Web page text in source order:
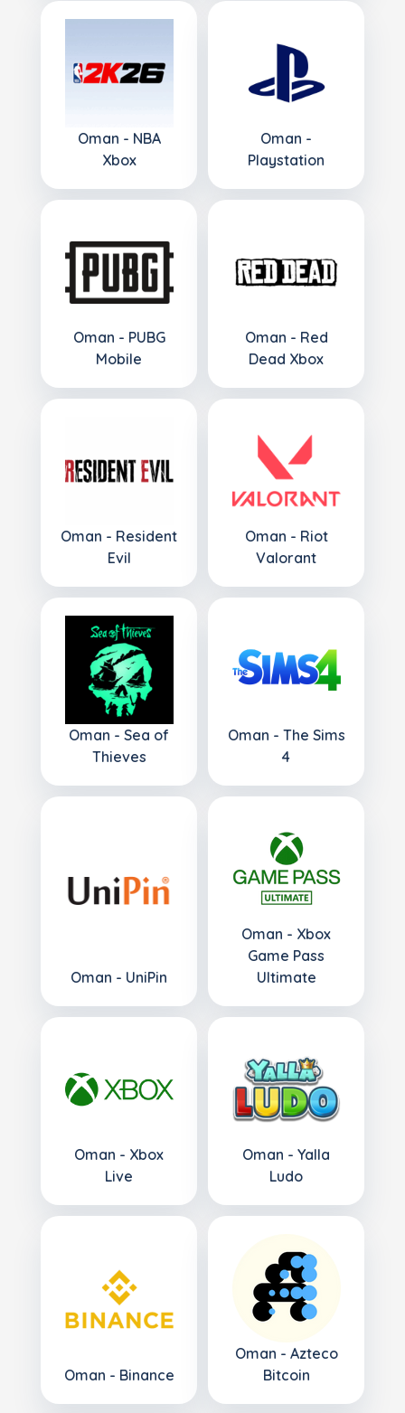
Oman - NBA
Xbox
Oman -
Playstation
Oman - PUBG
Mobile
Oman - Red
Dead Xbox
Oman - Resident
Evil
Oman - Riot
Valorant
Oman - Sea of
Thieves
Oman - The Sims
4
Oman - UniPin
Oman - Xbox
Game Pass
Ultimate
Oman - Xbox
Live
Oman - Yalla
Ludo
Oman - Binance
Oman - Azteco
Bitcoin